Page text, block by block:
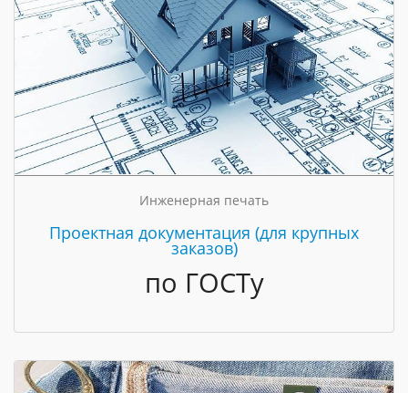
Инженерная печать
Проектная документация (для крупных
заказов)
по ГОСТу